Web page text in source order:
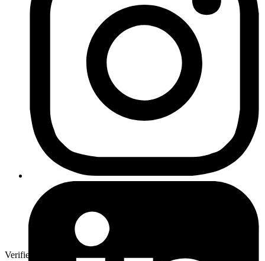
Verifierad